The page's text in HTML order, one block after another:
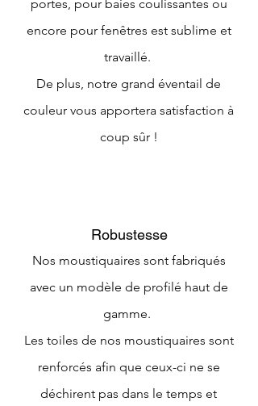
portes, pour baies coulissantes ou
encore pour fenêtres est sublime et
travaillé.
De plus, notre grand éventail de
couleur vous apportera satisfaction à
coup sûr !
Robustesse
Nos moustiquaires sont fabriqués
avec un modèle de profilé haut de
gamme.
Les toiles de nos moustiquaires sont
renforcés afin que ceux-ci ne se
déchirent pas dans le temps et